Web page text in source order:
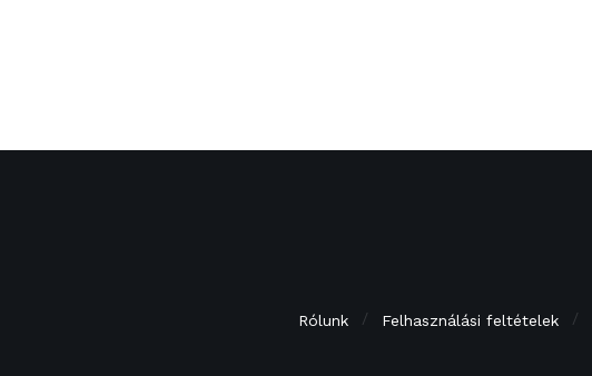
Rólunk Felhasználási feltételek